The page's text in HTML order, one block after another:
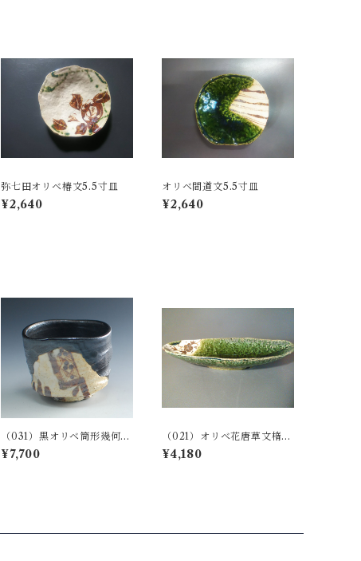
弥七田オリベ椿文5.5寸皿
¥2,640
オリベ間道文5.5寸皿
¥2,640
（031）黒オリベ筒形幾何文
十草ぐい呑み（桐箱入り）
¥7,700
（021）オリベ花唐草文楕円
皿
¥4,180